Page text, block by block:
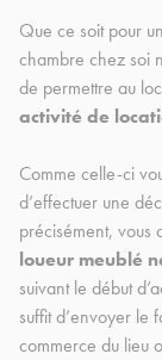
Que ce soit pour
chambre chez soi
de permettre au
activité de
Comme celle-ci
d’effectuer une
précisément, vous
loueur meublé
suivant le début
suffit d’envoyer le
commerce du lieu